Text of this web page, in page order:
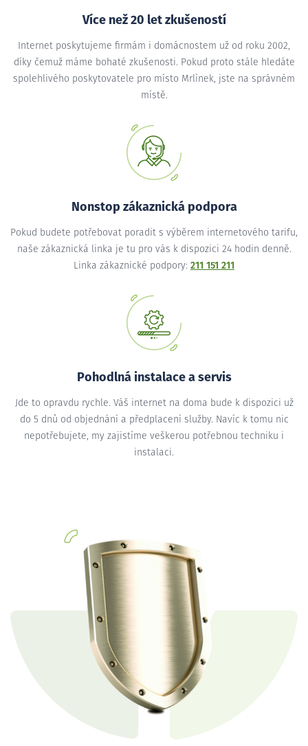
Více než 20 let zkušeností
Internet poskytujeme firmám i domácnostem už od roku 2002,
díky čemuž máme bohaté zkušenosti. Pokud proto stále hledáte
spolehlivého poskytovatele pro místo Mrlínek, jste na správném
místě.
Nonstop zákaznická podpora
Pokud budete potřebovat poradit s výběrem internetového tarifu,
naše zákaznická linka je tu pro vás k dispozici 24 hodin denně.
Linka zákaznické podpory: 211 151 211
Pohodlná instalace a servis
Jde to opravdu rychle. Váš internet na doma bude k dispozici už
do 5 dnů od objednání a předplacení služby. Navíc k tomu nic
nepotřebujete, my zajistíme veškerou potřebnou techniku i
instalaci.